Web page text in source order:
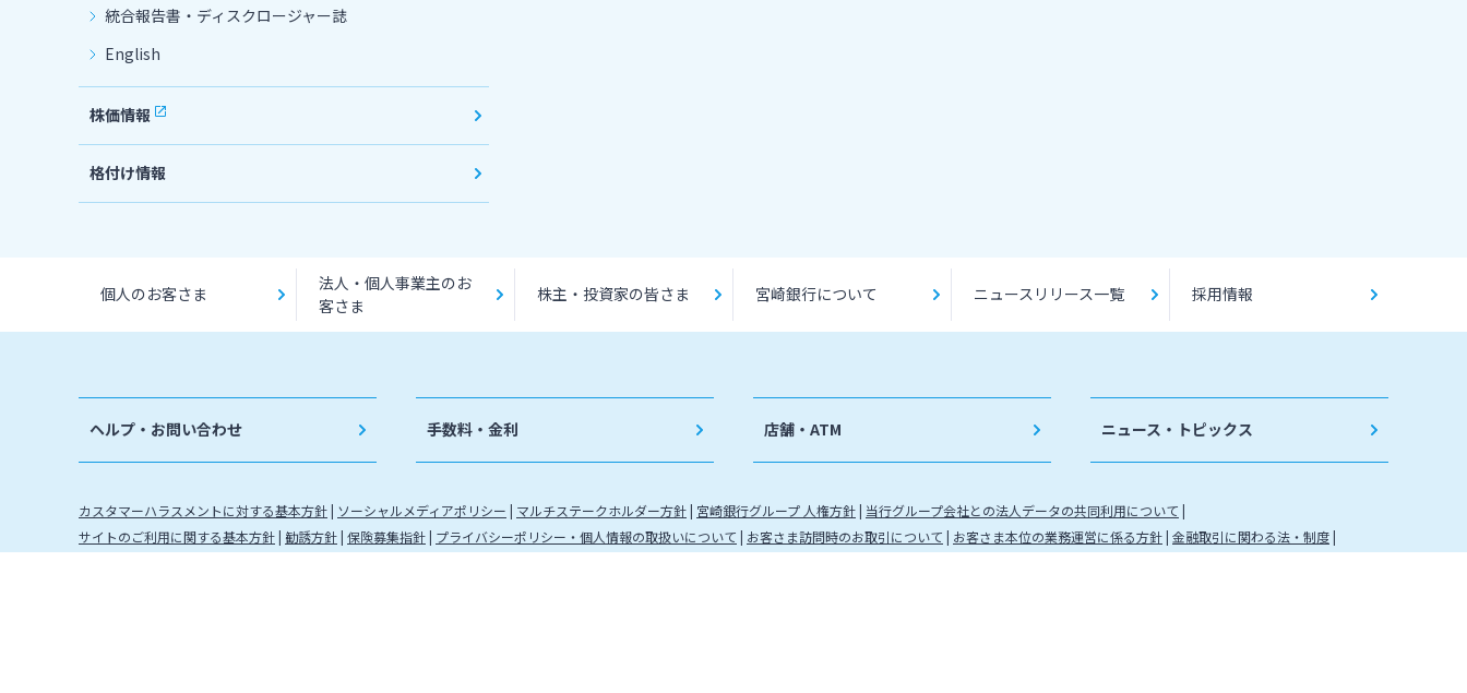
統合報告書・ディスクロージャー誌
English
株価情報
格付け情報
個人のお客さま
法人・個人事業主のお
客さま
株主・投資家の皆さま 宮崎銀行について ニュースリリース一覧 採用情報
ヘルプ・お問い合わせ 手数料・金利 店舗・ATM ニュース・トピックス
カスタマーハラスメントに対する基本方針 ソーシャルメディアポリシー マルチステークホルダー方針 宮崎銀行グループ 人権方針 当行グループ会社との法人データの共同利用について
サイトのご利用に関する基本方針 勧誘方針 保険募集指針 プライバシーポリシー・個人情報の取扱いについて お客さま訪問時のお取引について お客さま本位の業務運営に係る方針 金融取引に関わる法・制度